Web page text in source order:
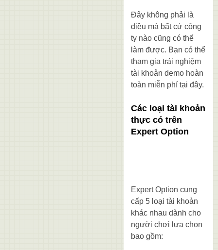
Đây không phải là
điều mà bất cứ công
ty nào cũng có thể
làm được. Bạn có thể
tham gia trải nghiệm
tài khoản demo hoàn
toàn miễn phí tại đây.
Các loại tài khoản
thực có trên
Expert Option
Expert Option cung
cấp 5 loại tài khoản
khác nhau dành cho
người chơi lựa chọn
bao gồm: